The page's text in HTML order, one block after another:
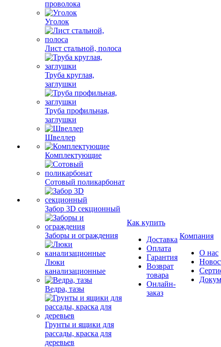
проволока
Уголок
Лист стальной, полоса
Труба круглая,
заглушки
Труба профильная,
заглушки
Швеллер
Комплектующие
Сотовый поликарбонат
Забор 3D секционный
Заборы и ограждения
Люки
канализационные
Ведра, тазы
Грунты и ящики для
рассады, краска для
деревьев
Как купить
Доставка
Оплата
Гарантия
Возврат
товара
Онлайн-
заказ
Компания
О нас